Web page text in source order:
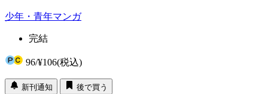
少年・青年マンガ
完結
96/¥106(税込)
新刊通知
後で買う